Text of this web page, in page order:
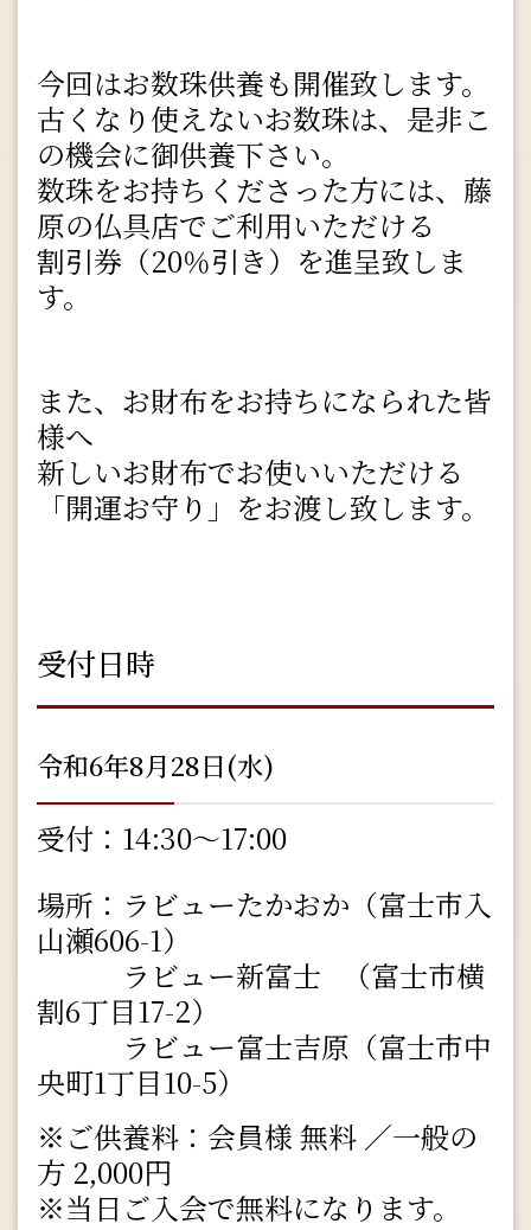
今回はお数珠供養も開催致します。
古くなり使えないお数珠は、是非こ
の機会に御供養下さい。
数珠をお持ちくださった方には、藤
原の仏具店でご利用いただける
割引券（20％引き）を進呈致しま
す。
また、お財布をお持ちになられた皆
様へ
新しいお財布でお使いいただける
「開運お守り」をお渡し致します。
受付日時
令和6年8月28日(水)
受付：14:30～17:00
場所：ラビューたかおか（富士市入
山瀬606-1）
ラビュー新富士 （富士市横
割6丁目17-2）
ラビュー富士吉原（富士市中
央町1丁目10-5）
※ご供養料：会員様 無料 ／一般の
方 2,000円
※当日ご入会で無料になります。